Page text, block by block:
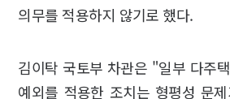
의무를 적용하지 않기로 했다.
김이탁 국토부 차관은 "일부 다주
예외를 적용한 조치는 형평성 문